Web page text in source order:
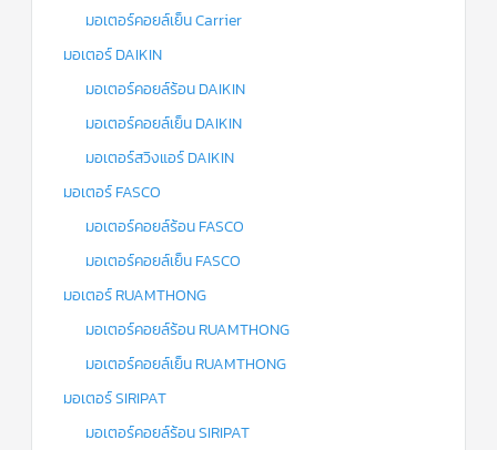
มอเตอร์คอยล์เย็น Carrier
มอเตอร์ DAIKIN
มอเตอร์คอยล์ร้อน DAIKIN
มอเตอร์คอยล์เย็น DAIKIN
มอเตอร์สวิงแอร์ DAIKIN
มอเตอร์ FASCO
มอเตอร์คอยล์ร้อน FASCO
มอเตอร์คอยล์เย็น FASCO
มอเตอร์ RUAMTHONG
มอเตอร์คอยล์ร้อน RUAMTHONG
มอเตอร์คอยล์เย็น RUAMTHONG
มอเตอร์ SIRIPAT
มอเตอร์คอยล์ร้อน SIRIPAT